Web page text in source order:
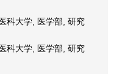
科大学, 医学部, 研究
科大学, 医学部, 研究